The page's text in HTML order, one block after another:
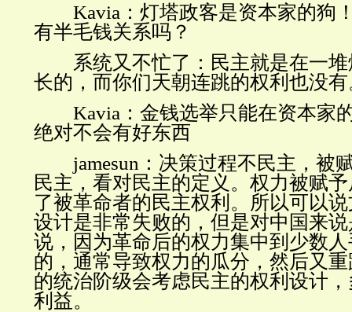
Kavia ：灯塔政客是资本家的狗
有半毛钱关系吗？
系统又不忙了：民主就是在一堆
长的，而你们天朝连跳的权利也没
Kavia ：金钱选举只能在资本家
绝对不会有好东西
jamesun ：决策过程不民主，被
民主，看对民主的定义。权力被赋
了被革命者的民主权利。所以可以
设计是非常失败的，但是对中国来
说，因为革命后的权力集中到少数
的，通常导致权力的瓜分，然后又
的统治阶级会考虑民主的权利设计
利益。